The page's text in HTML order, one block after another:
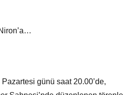
günü saat 20.00’de,